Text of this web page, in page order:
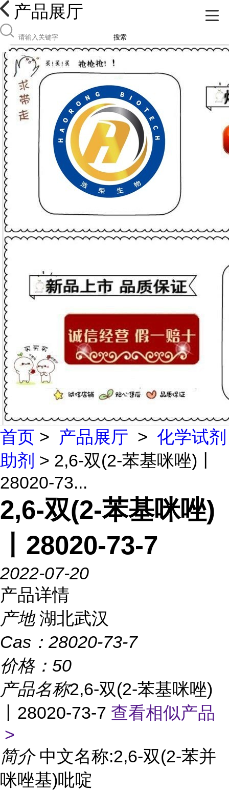
产品展厅
搜索
首页 > 产品展厅 > 化学试剂
助剂 > 2,6-双(2-苯基咪唑)丨
28020-73...
2,6-双(2-苯基咪唑)
丨28020-73-7
2022-07-20
产品详情
产地 湖北武汉
Cas： 28020-73-7
价格： 50
产品名称2,6-双(2-苯基咪唑)
丨28020-73-7 查看相似产品
>
简介 中文名称:2,6-双(2-苯并
咪唑基)吡啶